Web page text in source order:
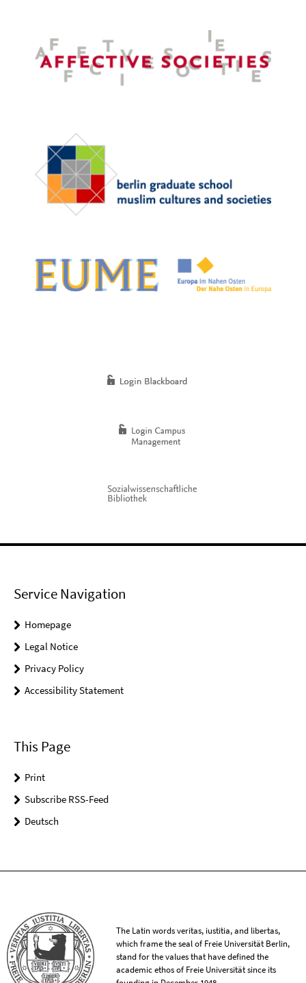
Service Navigation
Homepage
Legal Notice
Privacy Policy
Accessibility Statement
This Page
Print
Subscribe RSS-Feed
Deutsch
The Latin words veritas, iustitia, and libertas,
which frame the seal of Freie Universität Berlin,
stand for the values that have defined the
academic ethos of Freie Universität since its